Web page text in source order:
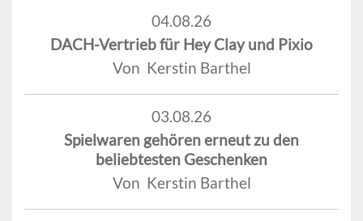
04.08.26
DACH-Vertrieb für Hey Clay und Pixio
Von Kerstin Barthel
03.08.26
Spielwaren gehören erneut zu den
beliebtesten Geschenken
Von Kerstin Barthel